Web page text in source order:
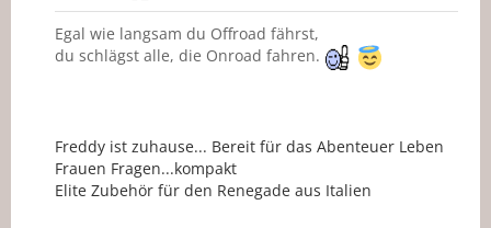
Egal wie langsam du Offroad fährst,
du schlägst alle, die Onroad fahren.
Freddy ist zuhause... Bereit für das Abenteuer Leben
Frauen Fragen...kompakt
Elite Zubehör für den Renegade aus Italien